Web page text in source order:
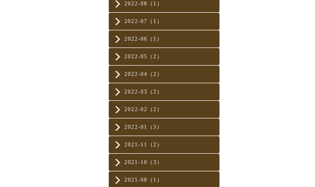
2022-08（1）
2022-07（1）
2022-06（1）
2022-05（2）
2022-04（2）
2022-03（2）
2022-02（2）
2022-01（3）
2021-11（2）
2021-10（3）
2021-08（1）